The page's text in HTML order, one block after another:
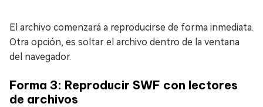
El archivo comenzará a reproducirse de forma inmediata.
Otra opción, es soltar el archivo dentro de la ventana
del navegador.
Forma 3: Reproducir SWF con lectores
de archivos